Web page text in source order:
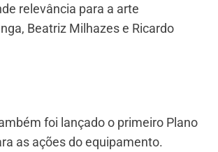
relevância para a arte
Beatriz Milhazes e Ricardo
foi lançado o primeiro Plano
as ações do equipamento.